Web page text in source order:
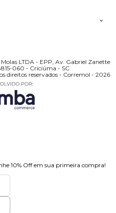
LTDA - EPP, Av. Gabriel Zanette
060 - Criciúma - SC
direitos reservados - Corremol - 2026
10% Off em sua primeira compra!